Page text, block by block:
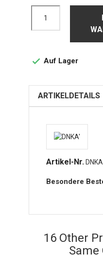
 Auf Lager
ARTIKELDETAILS
Artikel-Nr.
Besondere
16 Other
Same